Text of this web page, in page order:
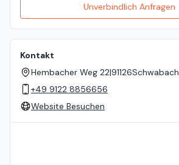
Unverbindlich Anfragen
Kontakt
Hembacher Weg 22|91126Schwabach
+49 9122 8856656
Website Besuchen